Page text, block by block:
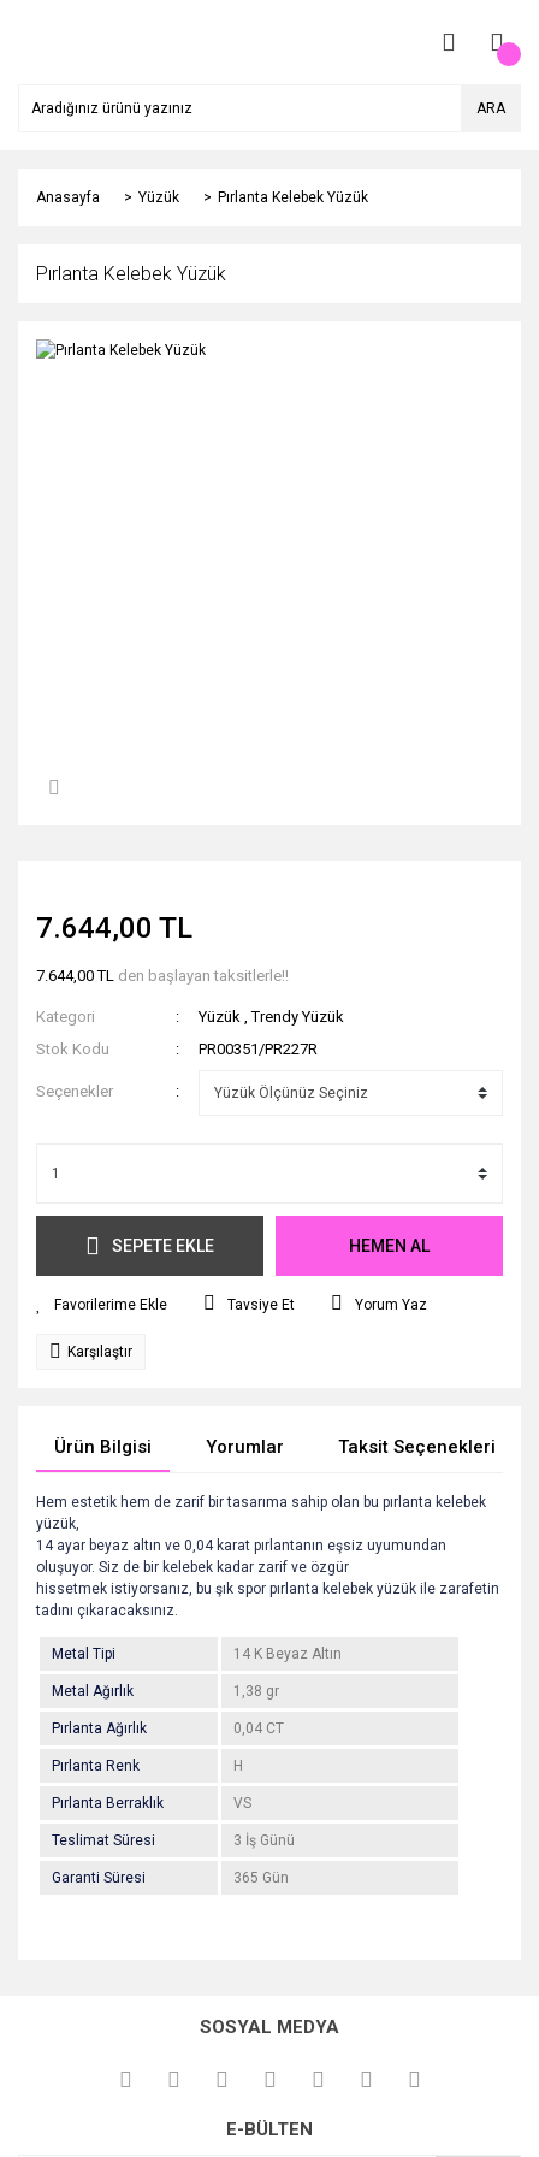
ARA
Anasayfa Yüzük Pırlanta Kelebek Yüzük
Pırlanta Kelebek Yüzük
7.644,00 TL
7.644,00 TL den başlayan taksitlerle!!
Kategori Yüzük ,Trendy Yüzük
Stok Kodu
PR00351/PR227R
Seçenekler
SEPETE EKLE HEMEN AL
Tavsiye Et Yorum Yaz
Karşılaştır
Ürün Bilgisi Yorumlar Taksit Seçenekleri
Hem estetik hem de zarif bir tasarıma sahip olan bu pırlanta kelebek
yüzük,
14 ayar beyaz altın ve 0,04 karat pırlantanın eşsiz uyumundan
oluşuyor. Siz de bir kelebek kadar zarif ve özgür
hissetmek istiyorsanız, bu şık spor pırlanta kelebek yüzük ile zarafetin
tadını çıkaracaksınız.
Metal Tipi 14 K Beyaz Altın
Metal Ağırlık 1,38 gr
Pırlanta Ağırlık 0,04 CT
Pırlanta Renk H
Pırlanta Berraklık VS
Teslimat Süresi 3 İş Günü
Garanti Süresi 365 Gün
kullanarak tarafımıza iletebilirsiniz.
Görüş ve önerileriniz için teşekkür ederiz.
Ürün açıklamasında eksik bilgiler bulunuyor.
SOSYAL MEDYA
E-BÜLTEN